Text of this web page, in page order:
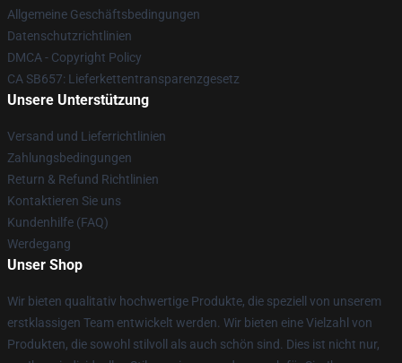
Allgemeine Geschäftsbedingungen
Datenschutzrichtlinien
DMCA - Copyright Policy
CA SB657: Lieferkettentransparenzgesetz
Unsere Unterstützung
Versand und Lieferrichtlinien
Zahlungsbedingungen
Return & Refund Richtlinien
Kontaktieren Sie uns
Kundenhilfe (FAQ)
Werdegang
Unser Shop
Wir bieten qualitativ hochwertige Produkte, die speziell von unserem
erstklassigen Team entwickelt werden. Wir bieten eine Vielzahl von
Produkten, die sowohl stilvoll als auch schön sind. Dies ist nicht nur,